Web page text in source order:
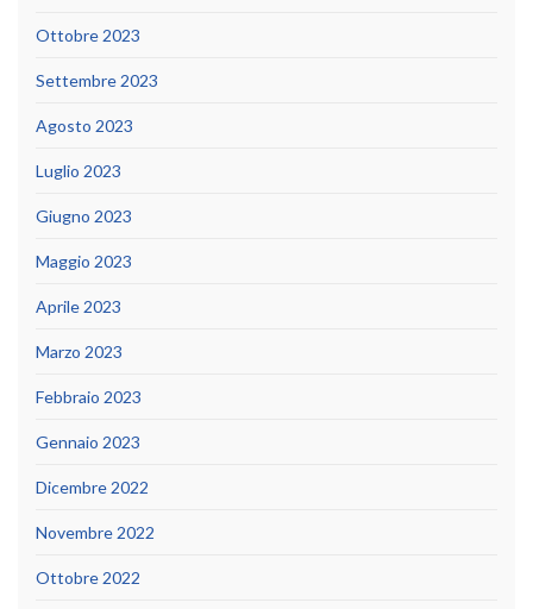
Ottobre 2023
Settembre 2023
Agosto 2023
Luglio 2023
Giugno 2023
Maggio 2023
Aprile 2023
Marzo 2023
Febbraio 2023
Gennaio 2023
Dicembre 2022
Novembre 2022
Ottobre 2022